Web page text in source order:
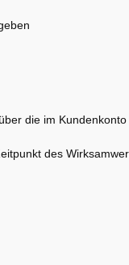
die im
des